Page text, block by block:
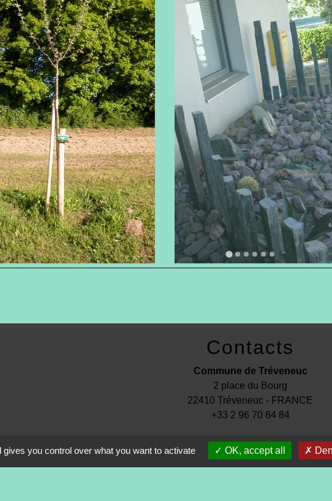
Contacts
Commune de Tréveneuc
2 place du Bourg
22410 Tréveneuc - FRANCE
+33 2 96 70 84 84
you control over what you want to activate OK, accept all